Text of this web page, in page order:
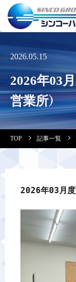
2026.05.15
2026年03
営業所）
TOP 記事一覧
2026年03月度